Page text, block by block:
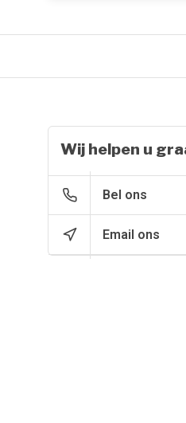
Wij helpen u
Bel ons
Email ons